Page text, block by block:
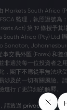
Markets South Africa
監理，執照證號為
Act) 第 19 條授予其
South Africa (Pty) Ltd
Sandton,
交易外匯 (Forex) 和差
非適於每一位投資者之
，閣下不應從事無法承
涉及的一切有關風險。
進行了更詳細的解釋。
請透過